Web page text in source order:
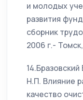
и молодых
развития
сборник
2006 г.-
Н.П. Влияние
качество